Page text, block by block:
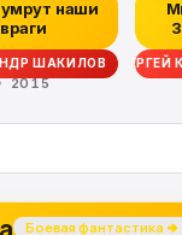
наши
враги
ШАКИЛОВ
2015
ГЛУМОВ,
АЛЕКСЕЙ
Боевая фантастика →